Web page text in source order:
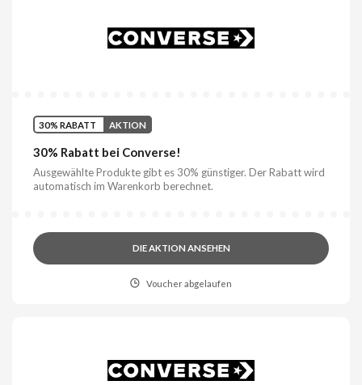
30% RABATT AKTION
30% Rabatt bei Converse!
Ausgewählte Produkte gibt es 30% günstiger. Der Rabatt wird
automatisch im Warenkorb berechnet.
DIE AKTION ANSEHEN
Voucher abgelaufen